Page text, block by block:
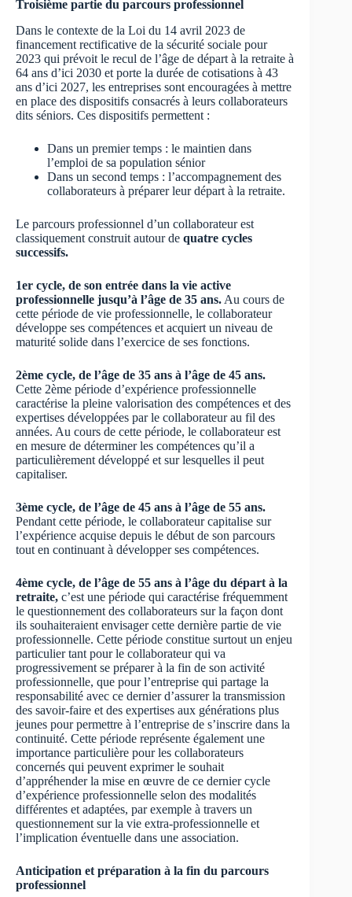
Troisième partie du parcours professionnel
Dans le contexte de la Loi du 14 avril 2023 de
financement rectificative de la sécurité sociale pour
2023 qui prévoit le recul de l’âge de départ à la retraite à
64 ans d’ici 2030 et porte la durée de cotisations à 43
ans d’ici 2027, les entreprises sont encouragées à mettre
en place des dispositifs consacrés à leurs collaborateurs
dits séniors. Ces dispositifs permettent :
Dans un premier temps : le maintien dans
l’emploi de sa population sénior
Dans un second temps : l’accompagnement des
collaborateurs à préparer leur départ à la retraite.
Le parcours professionnel d’un collaborateur est
classiquement construit autour de quatre cycles
successifs.
1er cycle, de son entrée dans la vie active
professionnelle jusqu’à l’âge de 35 ans. Au cours de
cette période de vie professionnelle, le collaborateur
développe ses compétences et acquiert un niveau de
maturité solide dans l’exercice de ses fonctions.
2ème cycle, de l’âge de 35 ans à l’âge de 45 ans.
Cette 2ème période d’expérience professionnelle
caractérise la pleine valorisation des compétences et des
expertises développées par le collaborateur au fil des
années. Au cours de cette période, le collaborateur est
en mesure de déterminer les compétences qu’il a
particulièrement développé et sur lesquelles il peut
capitaliser.
3ème cycle, de l’âge de 45 ans à l’âge de 55 ans.
Pendant cette période, le collaborateur capitalise sur
l’expérience acquise depuis le début de son parcours
tout en continuant à développer ses compétences.
4ème cycle, de l’âge de 55 ans à l’âge du départ à la
retraite, c’est une période qui caractérise fréquemment
le questionnement des collaborateurs sur la façon dont
ils souhaiteraient envisager cette dernière partie de vie
professionnelle. Cette période constitue surtout un enjeu
particulier tant pour le collaborateur qui va
progressivement se préparer à la fin de son activité
professionnelle, que pour l’entreprise qui partage la
responsabilité avec ce dernier d’assurer la transmission
des savoir-faire et des expertises aux générations plus
jeunes pour permettre à l’entreprise de s’inscrire dans la
continuité. Cette période représente également une
importance particulière pour les collaborateurs
concernés qui peuvent exprimer le souhait
d’appréhender la mise en œuvre de ce dernier cycle
d’expérience professionnelle selon des modalités
différentes et adaptées, par exemple à travers un
questionnement sur la vie extra-professionnelle et
l’implication éventuelle dans une association.
Anticipation et préparation à la fin du parcours
professionnel